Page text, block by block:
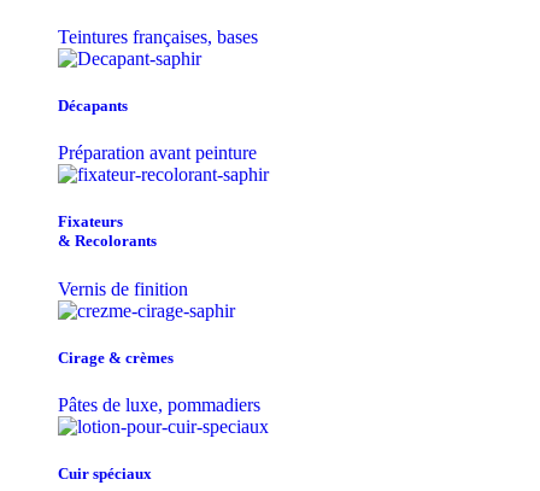
Teintures françaises, bases
Décapants
Préparation avant peinture
Fixateurs
& Recolorants
Vernis de finition
Cirage & crèmes
Pâtes de luxe, pommadiers
Cuir spéciaux